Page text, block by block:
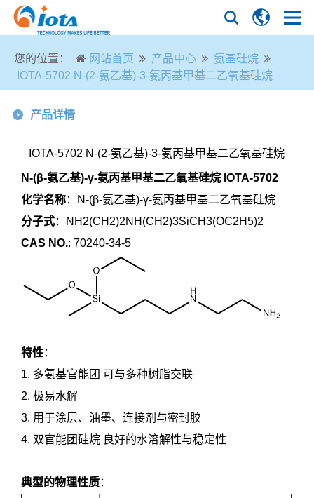
您的位置： 网站首页 产品中心
氨基硅烷
IOTA-5702 N-(2-氨乙基)-3-氨丙基甲基二乙氧基硅烷
产品详情
IOTA-5702 N-(2-氨乙基)-3-氨丙基甲基二乙氧基硅烷
N-(β-氨乙基)-γ-氨丙基甲基二乙氧基硅烷 IOTA-5702
化学名称：
N-(β-氨乙基)-γ-氨丙基甲基二乙氧基硅烷
分子式：NH 2(CH 2)2NH(CH 2)3SiCH3(OC2H5)2
CAS NO.: 70240-34-5
特性：
1. 多氨基官能团 可与多种树脂交联
2. 极易水解
3. 用于涂层、油墨、连接剂与密封胶
4. 双官能团硅烷 良好的水溶解性与稳定性
典型的物理性质：